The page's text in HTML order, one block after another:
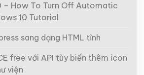
– How To Turn Off Automatic
10 Tutorial
sang dạng HTML tĩnh
free với API tùy biến thêm icon
viện